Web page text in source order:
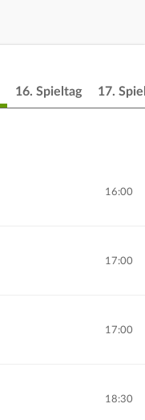
16. Spieltag 17.
16:00
17:00
17:00
18:30